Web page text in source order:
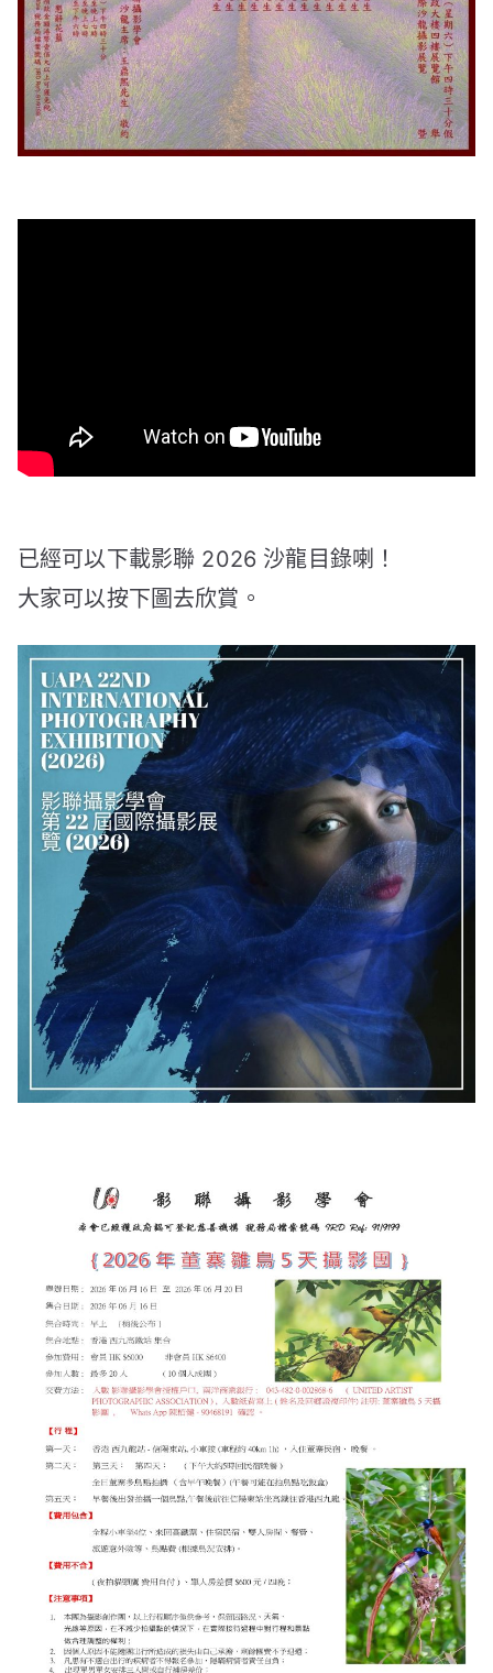
已經可以下載影聯 2026 沙龍目錄喇！
大家可以按下圖去欣賞。